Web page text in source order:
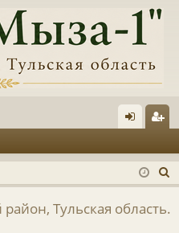
д ис
тр
ац
о
Тульская область.